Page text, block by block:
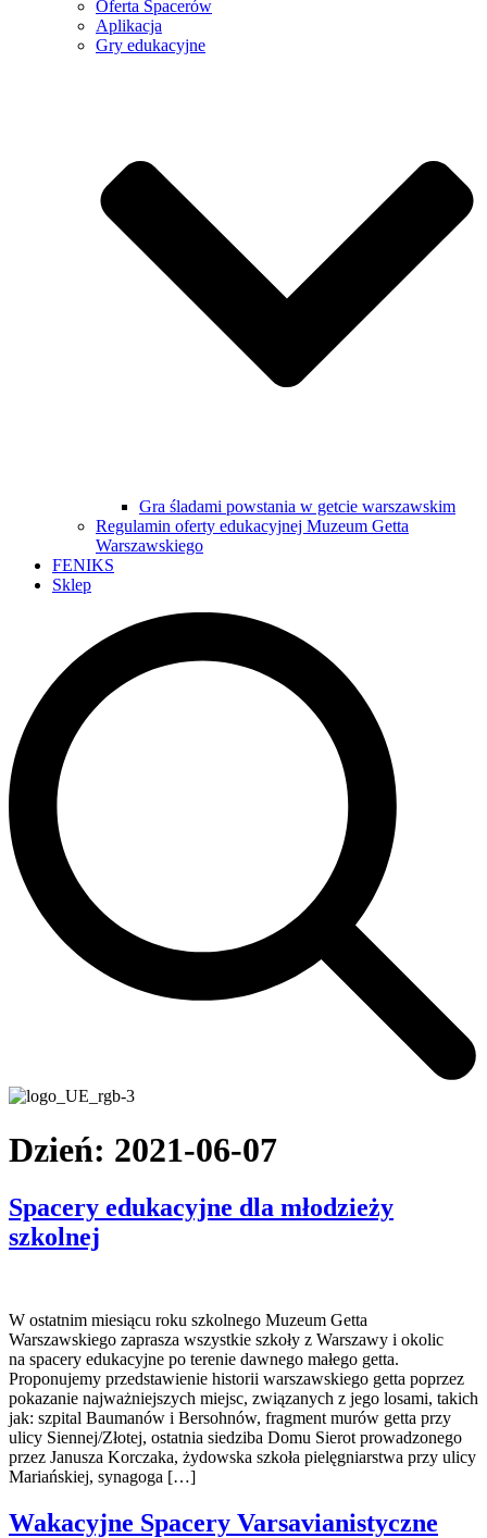
Oferta Spacerów
Aplikacja
Gry edukacyjne
Gra śladami powstania w getcie warszawskim
Regulamin oferty edukacyjnej Muzeum Getta
Warszawskiego
FENIKS
Sklep
Dzień: 2021-06-07
Spacery edukacyjne dla młodzieży
szkolnej
W ostatnim miesiącu roku szkolnego Muzeum Getta
Warszawskiego zaprasza wszystkie szkoły z Warszawy i okolic
na spacery edukacyjne po terenie dawnego małego getta.
Proponujemy przedstawienie historii warszawskiego getta poprzez
pokazanie najważniejszych miejsc, związanych z jego losami, takich
jak: szpital Baumanów i Bersohnów, fragment murów getta przy
ulicy Siennej/Złotej, ostatnia siedziba Domu Sierot prowadzonego
przez Janusza Korczaka, żydowska szkoła pielęgniarstwa przy ulicy
Mariańskiej, synagoga […]
Wakacyjne Spacery Varsavianistyczne